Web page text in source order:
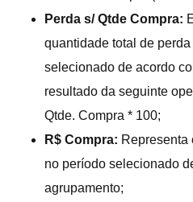
Perda s/ Qtde Compra:
quantidade total de
selecionado de acordo
resultado da seguinte
Qtde. Compra * 100;
R$ Compra: Representa
no período selecionado
agrupamento;